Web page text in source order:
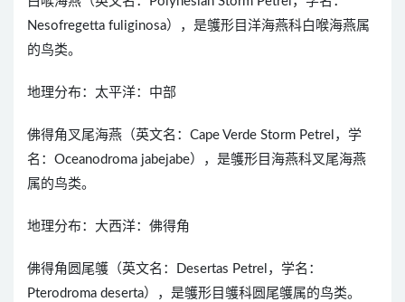
Nesofregetta fuliginosa），是鹱形目洋海燕科白喉海燕属
的鸟类。
地理分布：太平洋：中部
佛得角叉尾海燕（英文名：Cape Verde Storm Petrel，学
名：Oceanodroma jabejabe），是鹱形目海燕科叉尾海燕
属的鸟类。
地理分布：大西洋：佛得角
佛得角圆尾鹱（英文名：Desertas Petrel，学名：
Pterodroma deserta），是鹱形目鹱科圆尾鹱属的鸟类。